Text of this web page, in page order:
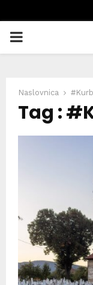
PRIMARY
Naslovnica
Tag :